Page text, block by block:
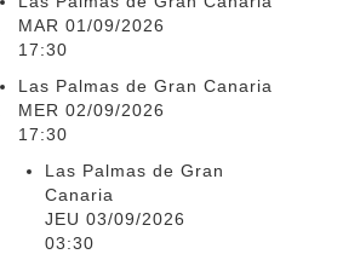
MAR 01/09/2026
17:30
Las Palmas de Gran Canaria
MER 02/09/2026
17:30
Las Palmas de Gran
Canaria
JEU 03/09/2026
03:30